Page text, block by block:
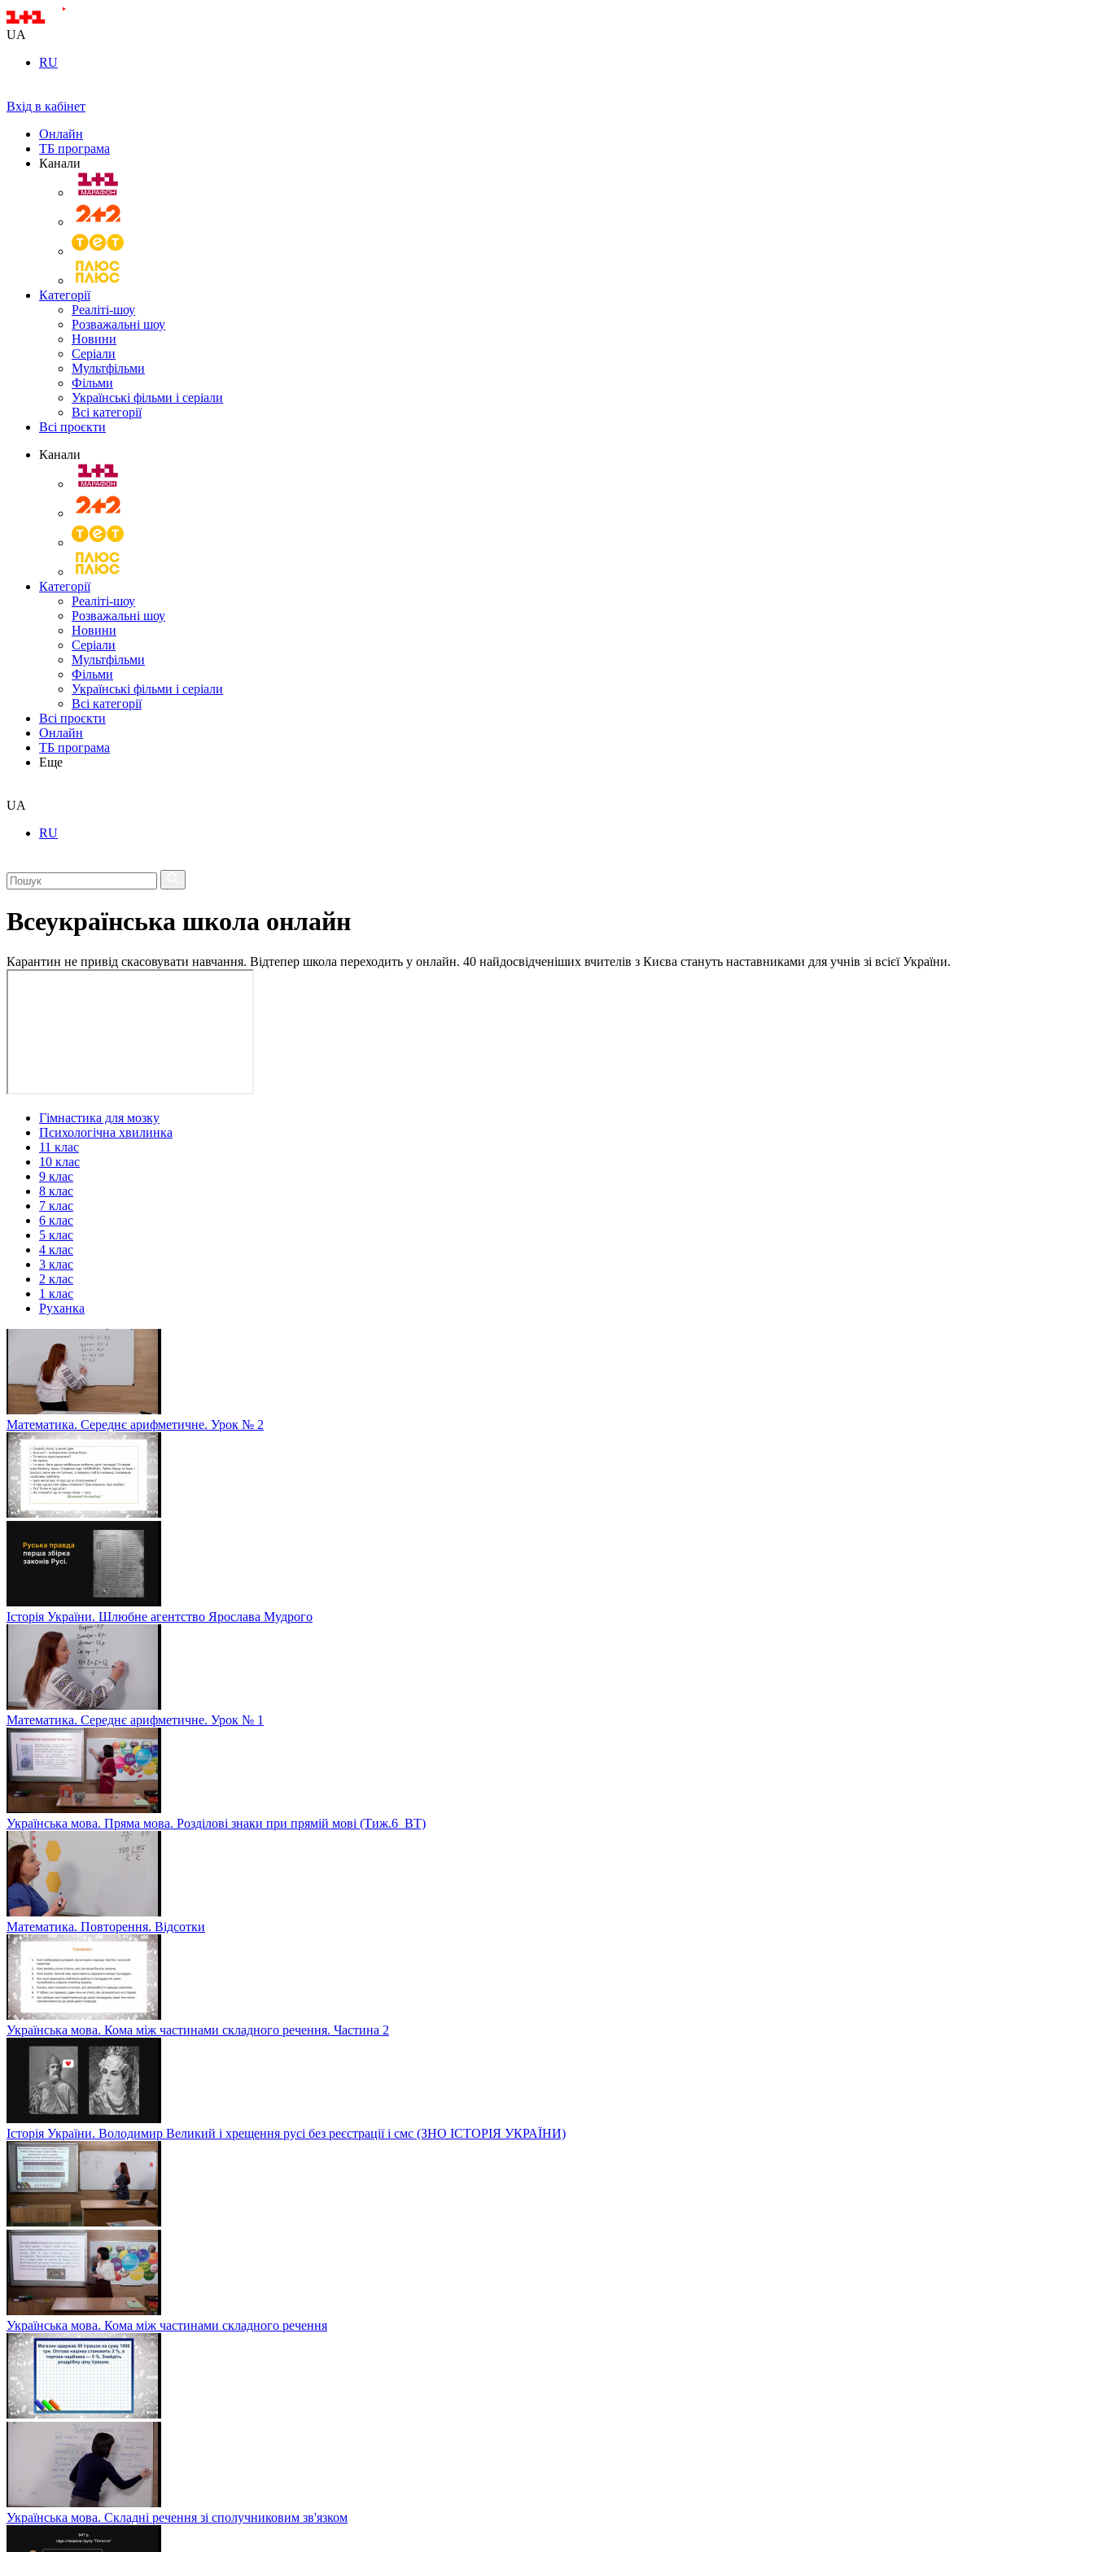
UA
RU
Вхід в кабінет
Онлайн
ТБ програма
Канали
Категорії
Реаліті-шоу
Розважальні шоу
Новини
Серіали
Мультфільми
Фільми
Українські фільми і серіали
Всі категорії
Всі проєкти
Канали
Категорії
Реаліті-шоу
Розважальні шоу
Новини
Серіали
Мультфільми
Фільми
Українські фільми і серіали
Всі категорії
Всі проєкти
Онлайн
ТБ програма
Еще
UA
RU
Всеукраїнська школа онлайн
Карантин не привід скасовувати навчання. Відтепер школа переходить у онлайн. 40 найдосвідченіших вчителів з Києва стануть наставниками для учнів зі всієї України.
Гімнастика для мозку
Психологічна хвилинка
11 клас
10 клас
9 клас
8 клас
7 клас
6 клас
5 клас
4 клас
3 клас
2 клас
1 клас
Руханка
Математика. Середнє арифметичне. Урок № 2
Історія України. Шлюбне агентство Ярослава Мудрого
Математика. Середнє арифметичне. Урок № 1
Українська мова. Пряма мова. Розділові знаки при прямій мові (Тиж.6_ВТ)
Математика. Повторення. Відсотки
Українська мова. Кома між частинами складного речення. Частина 2
Історія України. Володимир Великий і хрещення русі без реєстрації і смс (ЗНО ІСТОРІЯ УКРАЇНИ)
Українська мова. Кома між частинами складного речення
Українська мова. Складні речення зі сполучниковим зв'язком